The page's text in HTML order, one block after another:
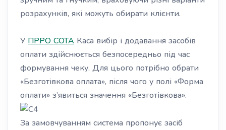
розрахунків, які можуть обирати клієнти.
У ПРРО СОТА Каса вибір і додавання засобів
оплати здійснюється безпосередньо під час
формування чеку. Для цього потрібно обрати
«Безготівкова оплата», після чого у полі «Форма
оплати» з’явиться значення «Безготівкова».
За замовчуванням система пропонує засіб